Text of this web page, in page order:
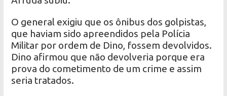
O general exigiu que os ônibus dos golpistas,
que haviam sido apreendidos pela Polícia
Militar por ordem de Dino, fossem devolvidos.
Dino afirmou que não devolveria porque era
prova do cometimento de um crime e assim
seria tratados.